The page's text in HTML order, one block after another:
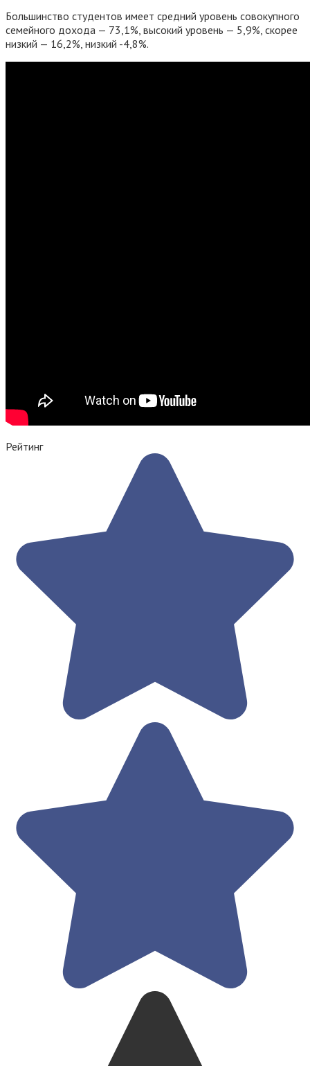
Большинство студентов имеет средний уровень совокупного
семейного дохода — 73,1%, высокий уровень — 5,9%, скорее
низкий — 16,2%, низкий -4,8%.
Рейтинг